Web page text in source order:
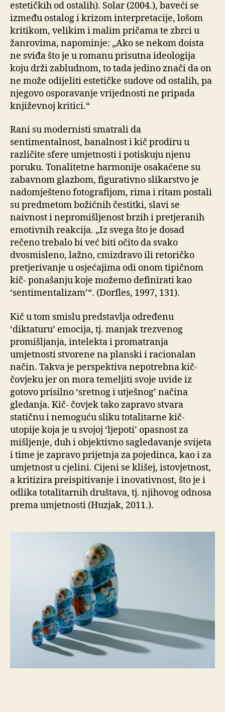
estetičkih od ostalih). Solar (2004.), baveći se
između ostalog i krizom interpretacije, lošom
kritikom, velikim i malim pričama te zbrci u
žanrovima, napominje: „Ako se nekom doista
ne sviđa što je u romanu prisutna ideologija
koju drži zabludnom, to tada jedino znači da on
ne može odijeliti estetičke sudove od ostalih, pa
njegovo osporavanje vrijednosti ne pripada
književnoj kritici.“
Rani su modernisti smatrali da
sentimentalnost, banalnost i kič prodiru u
različite sfere umjetnosti i potiskuju njenu
poruku. Tonalitetne harmonije osakaćene su
zabavnom glazbom, figurativno slikarstvo je
nadomješteno fotografijom, rima i ritam postali
su predmetom božićnih čestitki, slavi se
naivnost i nepromišljenost brzih i pretjeranih
emotivnih reakcija. „Iz svega što je dosad
rečeno trebalo bi već biti očito da svako
dvosmisleno, lažno, cmizdravo ili retoričko
pretjerivanje u osjećajima odi onom tipičnom
kič- ponašanju koje možemo definirati kao
‘sentimentalizam’“. (Dorfles, 1997, 131).
Kič u tom smislu predstavlja određenu
‘diktaturu’ emocija, tj. manjak trezvenog
promišljanja, intelekta i promatranja
umjetnosti stvorene na planski i racionalan
način. Takva je perspektiva nepotrebna kič-
čovjeku jer on mora temeljiti svoje uvide iz
gotovo prisilno ‘sretnog i utješnog’ načina
gledanja. Kič- čovjek tako zapravo stvara
statičnu i nemoguću sliku totalitarne kič-
utopije koja je u svojoj ‘ljepoti’ opasnost za
mišljenje, duh i objektivno sagledavanje svijeta
i time je zapravo prijetnja za pojedinca, kao i za
umjetnost u cjelini. Cijeni se klišej, istovjetnost,
a kritizira preispitivanje i inovativnost, što je i
odlika totalitarnih društava, tj. njihovog odnosa
prema umjetnosti (Huzjak, 2011.).